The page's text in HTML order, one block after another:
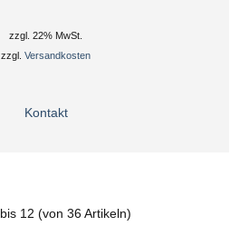
zzgl. 22% MwSt.
zzgl.Versandkosten
Kontakt
bis 12 (von36 Artikeln)